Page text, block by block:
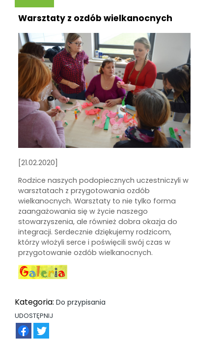
Warsztaty z ozdób wielkanocnych
[21.02.2020]
Rodzice naszych podopiecznych uczestniczyli w
warsztatach z przygotowania ozdób
wielkanocnych. Warsztaty to nie tylko forma
zaangażowania się w życie naszego
stowarzyszenia, ale również dobra okazja do
integracji. Serdecznie dziękujemy rodzicom,
którzy włożyli serce i poświęcili swój czas w
przygotowanie ozdób wielkanocnych.
Kategoria: Do przypisania
UDOSTĘPNIJ